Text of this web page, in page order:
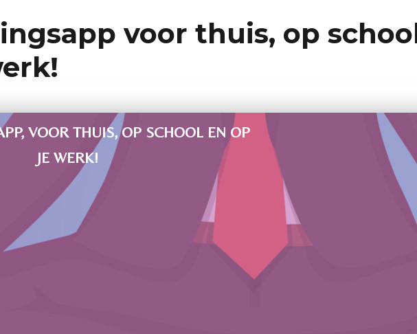
voor thuis, op
VOOR THUIS, OP SCHOOL EN OP
JE WERK!